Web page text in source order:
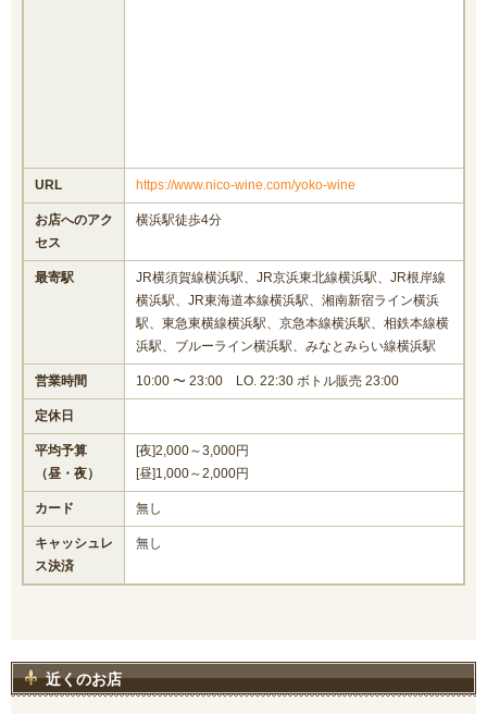
URL https://www.nico-wine.com/yoko-wine
お店へのアク
セス
横浜駅徒歩4分
最寄駅
JR横須賀線横浜駅、JR京浜東北線横浜駅、JR根岸線
横浜駅、JR東海道本線横浜駅、湘南新宿ライン横浜
駅、東急東横線横浜駅、京急本線横浜駅、相鉄本線横
浜駅、ブルーライン横浜駅、みなとみらい線横浜駅
営業時間 10:00 〜 23:00 LO. 22:30 ボトル販売 23:00
定休日
平均予算
（昼・夜）
[夜]2,000～3,000円
[昼]1,000～2,000円
カード 無し
キャッシュレ
ス決済
無し
近くのお店